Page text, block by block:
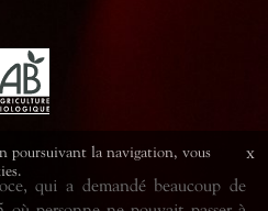
qui a demandé beaucoup de
poursuivant la navigation, vous
x